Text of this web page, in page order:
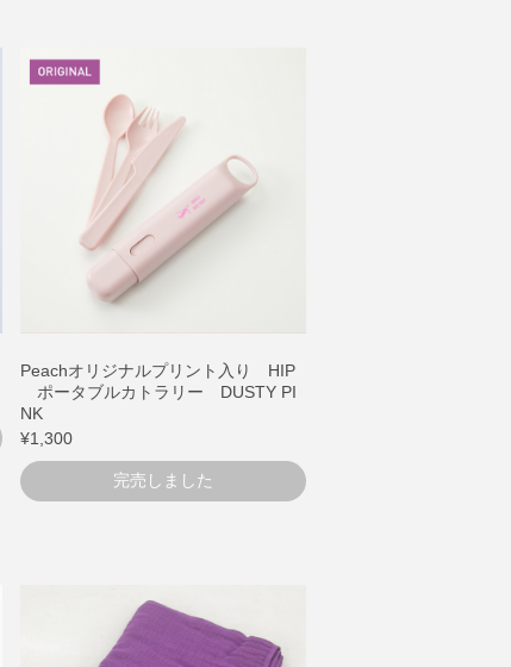
Peachオリジナルプリント入り HIP
ポータブルカトラリー DUSTY PI
NK
¥1,300
完売しました